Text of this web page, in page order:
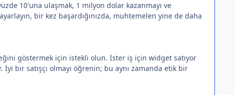
10'una ulaşmak, 1 milyon dolar kazanmayı ve
bir kez başardığınızda, muhtemelen yine de daha
göstermek için istekli olun. İster iş için widget satıyor
bir satışçı olmayı öğrenin; bu aynı zamanda etik bir